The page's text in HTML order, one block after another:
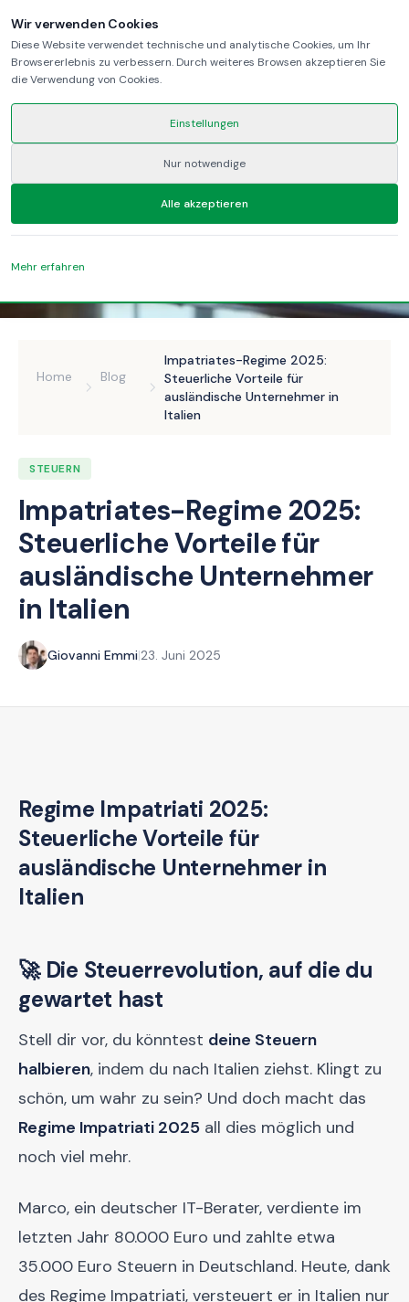
Home Blog
Impatriates-Regime 2025:
Steuerliche Vorteile für
ausländische Unternehmer in
Italien
STEUERN
Impatriates-Regime 2025:
Steuerliche Vorteile für
ausländische Unternehmer
in Italien
Giovanni Emmi|23. Juni 2025
Regime Impatriati 2025:
Steuerliche Vorteile für
ausländische Unternehmer in
Italien
🚀 Die Steuerrevolution, auf die du
gewartet hast
Stell dir vor, du könntest deine Steuern
halbieren, indem du nach Italien ziehst. Klingt zu
schön, um wahr zu sein? Und doch macht das
Regime Impatriati 2025 all dies möglich und
noch viel mehr.
Marco, ein deutscher IT-Berater, verdiente im
letzten Jahr 80.000 Euro und zahlte etwa
35.000 Euro Steuern in Deutschland. Heute, dank
des Regime Impatriati, versteuert er in Italien nur
Wir verwenden Cookies
Diese Website verwendet technische und analytische Cookies, um Ihr
Browsererlebnis zu verbessern. Durch weiteres Browsen akzeptieren Sie
die Verwendung von Cookies.
Einstellungen
Nur notwendige
Alle akzeptieren
Mehr erfahren